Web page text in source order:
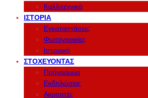
Καλλιτεχνικά
ΙΣΤΟΡΊΑ
Εγκαταστάσεις
Φωτογραφίες
Ιστορικό
ΣΤΟΧΕΎΟΝΤΑΣ
Πρόγραμμα
Εκδηλώσεις
Ακροατές